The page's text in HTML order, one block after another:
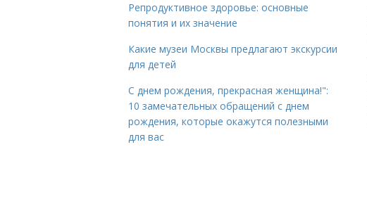
Репродуктивное здоровье: основные
понятия и их значение
Какие музеи Москвы предлагают экскурсии
для детей
С днем рождения, прекрасная женщина!":
10 замечательных обращений с днем
рождения, которые окажутся полезными
для вас